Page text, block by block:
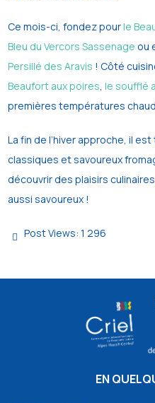
Ce mois-ci, fondez pourle
Bleu du Vercors Sassenage ou
Persillé des Aravis ! Côté
Beaufort aux poires,le soufflé
premières températures
La fin de l’hiver approche, il
classiques et savoureux
découvrir des plaisirs
aussi savoureux !
Post Views: 1 296
EN